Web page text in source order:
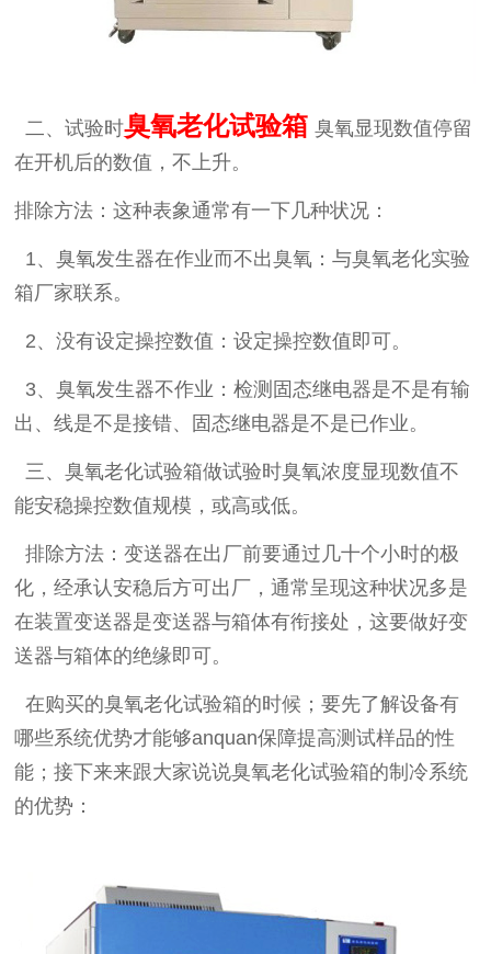
二、试验时臭氧老化试验箱 臭氧显现数值停留
在开机后的数值，不上升。
排除方法：这种表象通常有一下几种状况：
1、臭氧发生器在作业而不出臭氧：与臭氧老化实验
箱厂家联系。
2、没有设定操控数值：设定操控数值即可。
3、臭氧发生器不作业：检测固态继电器是不是有输
出、线是不是接错、固态继电器是不是已作业。
三、臭氧老化试验箱做试验时臭氧浓度显现数值不
能安稳操控数值规模，或高或低。
排除方法：变送器在出厂前要通过几十个小时的极
化，经承认安稳后方可出厂，通常呈现这种状况多是
在装置变送器是变送器与箱体有衔接处，这要做好变
送器与箱体的绝缘即可。
在购买的臭氧老化试验箱的时候；要先了解设备有
哪些系统优势才能够anquan保障提高测试样品的性
能；接下来来跟大家说说臭氧老化试验箱的制冷系统
的优势：